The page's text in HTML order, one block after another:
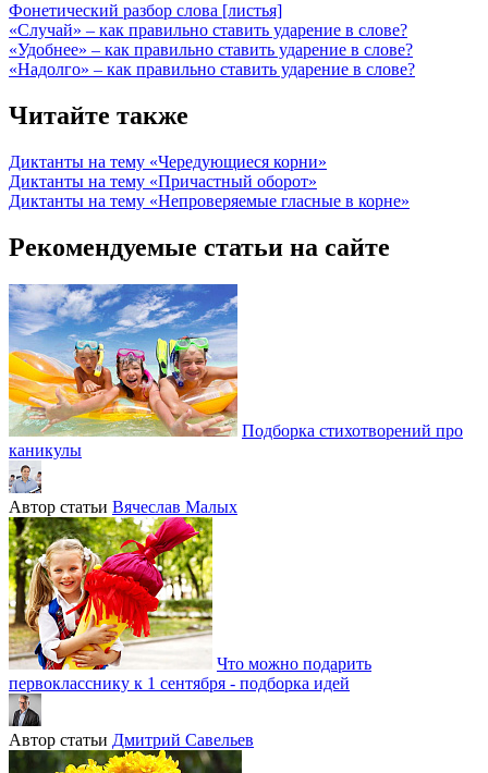
Фонетический разбор слова [листья]
«Случай» – как правильно ставить ударение в слове?
«Удобнее» – как правильно ставить ударение в слове?
«Надолго» – как правильно ставить ударение в слове?
Читайте также
Диктанты на тему «Чередующиеся корни»
Диктанты на тему «Причастный оборот»
Диктанты на тему «Непроверяемые гласные в корне»
Рекомендуемые статьи на сайте
Подборка стихотворений про
каникулы
Автор статьи Вячеслав Малых
Что можно подарить
первокласснику к 1 сентября - подборка идей
Автор статьи Дмитрий Савельев